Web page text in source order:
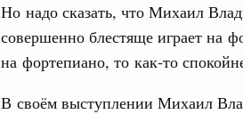
Но надо сказать, что Михаил
совершенно блестяще играет на
на фортепиано, то как‑то
В своём выступлении Михаил